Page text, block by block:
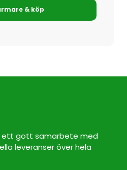
& köp
ett gott samarbete med
leveranser över hela